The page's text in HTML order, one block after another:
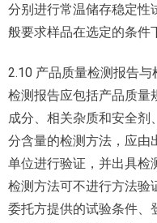
分别进行常温储存稳定性
般要求样品在选定的条件
2.10 产品质量检测报告
检测报告应包括产品质量
成分、相关杂质和安全剂
分含量的检测方法，应由
单位进行验证，并出具检
检测方法可不进行方法验
委托方提供的试验条件、